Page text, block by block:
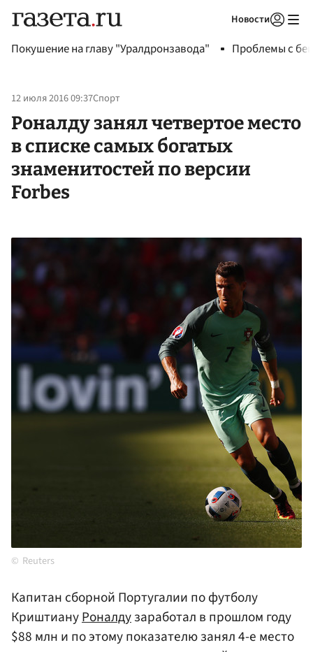
Новости
Покушение на главу "Уралдронзавода" Проблемы с
12 июля 2016 09:37Спорт
Роналду занял четвертое место
в списке самых богатых
знаменитостей по версии
Forbes
Reuters
Капитан сборной Португалии по футболу
КриштиануРоналдузаработал в прошлом году
$88 млн и по этому показателю занял 4-е место